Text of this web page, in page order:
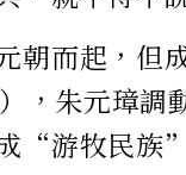
朝而起，
，朱元璋調
“游牧民族